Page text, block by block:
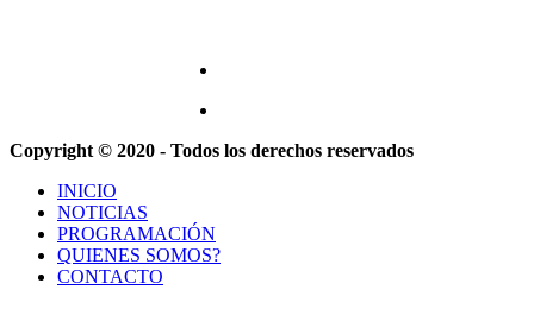
Copyright © 2020 - Todos los derechos reservados
INICIO
NOTICIAS
PROGRAMACIÓN
QUIENES SOMOS?
CONTACTO